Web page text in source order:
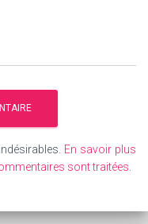
En savoir plus
sont traitées